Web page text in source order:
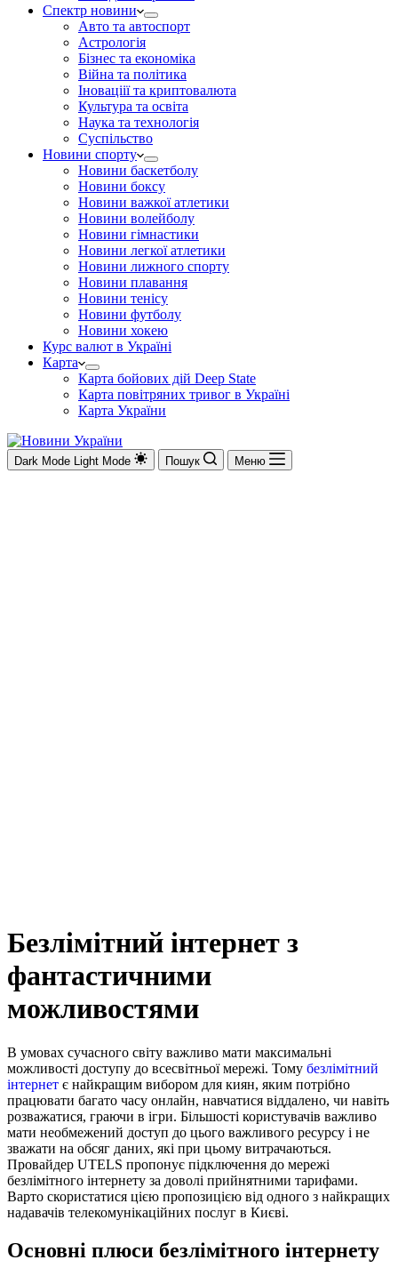
Спектр новини
Авто та автоспорт
Астрологія
Бізнес та економіка
Війна та політика
Іноваціії та криптовалюта
Культура та освіта
Наука та технологія
Суспільство
Новини спорту
Новини баскетболу
Новини боксу
Новини важкої атлетики
Новини волейболу
Новини гімнастики
Новини легкої атлетики
Новини лижного спорту
Новини плавання
Новини тенісу
Новини футболу
Новини хокею
Курс валют в Україні
Карта
Карта бойових дій Deep State
Карта повітряних тривог в Україні
Карта України
Dark Mode Light Mode Пошук Меню
Безлімітний інтернет з
фантастичними
можливостями
В умовах сучасного світу важливо мати максимальні
можливості доступу до всесвітньої мережі. Тому безлімітний
інтернет є найкращим вибором для киян, яким потрібно
працювати багато часу онлайн, навчатися віддалено, чи навіть
розважатися, граючи в ігри. Більшості користувачів важливо
мати необмежений доступ до цього важливого ресурсу і не
зважати на обсяг даних, які при цьому витрачаються.
Провайдер UTELS пропонує підключення до мережі
безлімітного інтернету за доволі прийнятними тарифами.
Варто скористатися цією пропозицією від одного з найкращих
надавачів телекомунікаційних послуг в Києві.
Основні плюси безлімітного інтернету